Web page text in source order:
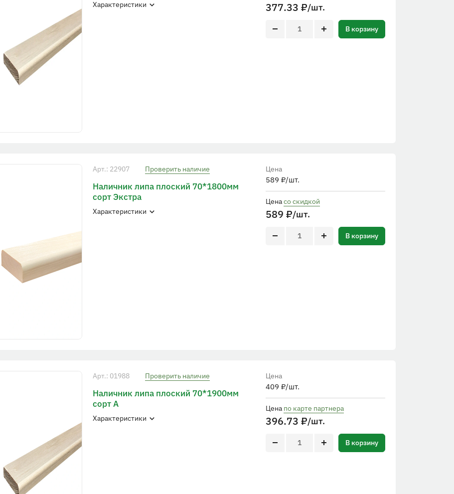
Характеристики 377.33 ₽/шт.
В корзину
Арт.: 22907 Проверить наличие
Наличник липа плоский 70*1800мм
сорт Экстра
Характеристики
Цена
589 ₽/шт.
Ценасо скидкой
589 ₽/шт.
В корзину
Арт.: 01988 Проверить наличие
Наличник липа плоский 70*1900мм
сорт А
Характеристики
Цена
409 ₽/шт.
Цена по карте партнера
396.73 ₽/шт.
В корзину